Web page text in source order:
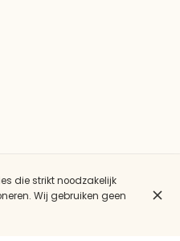
die strikt noodzakelijk
Wij gebruiken geen